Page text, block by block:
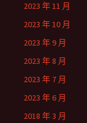
2023 年 11 月
2023 年 10 月
2023 年 9 月
2023 年 8 月
2023 年 7 月
2023 年 6 月
2018 年 3 月